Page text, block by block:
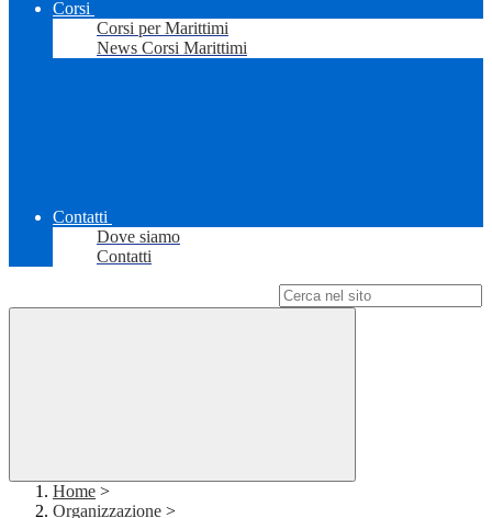
Corsi
Corsi per Marittimi
News Corsi Marittimi
Contatti
Dove siamo
Contatti
Home >
Organizzazione >